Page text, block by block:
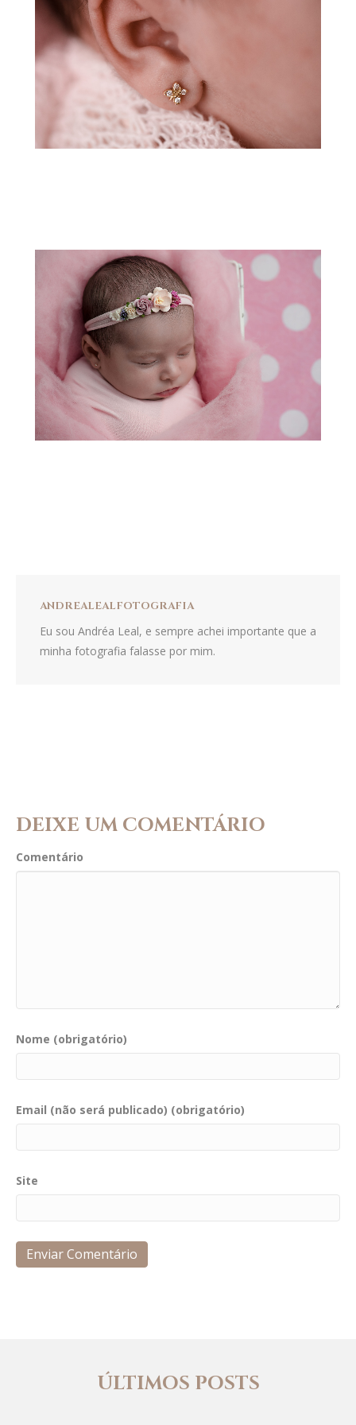
ANDREALEALFOTOGRAFIA
Eu sou Andréa Leal, e sempre achei importante que a
minha fotografia falasse por mim.
DEIXE UM COMENTÁRIO
Comentário
Nome (obrigatório)
Email (não será publicado) (obrigatório)
Site
ÚLTIMOS POSTS